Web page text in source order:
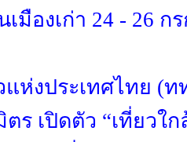
เมืองเก่า 24 - 26
แห่งประเทศไทย (
ร เปิดตัว “เที่ยวใก